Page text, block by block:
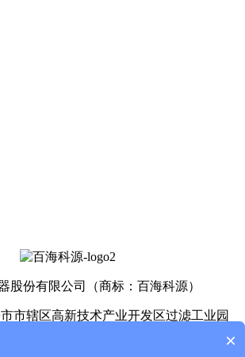
股份有限公司（商标：百海科源）
市辖区高新技术产业开发区过滤工业园
×